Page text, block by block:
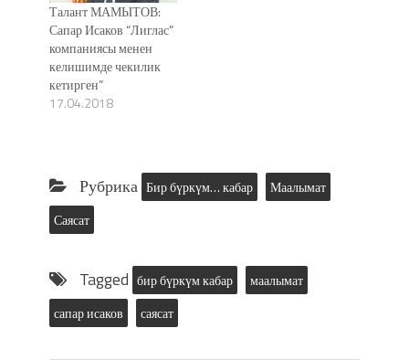
Талант МАМЫТОВ:
Сапар Исаков “Лиглас”
компаниясы менен
келишимде чекилик
кетирген”
17.04.2018
Рубрика Бир бүркүм… кабар
Маалымат
Саясат
Tagged бир бүркүм кабар
маалымат
сапар исаков
саясат